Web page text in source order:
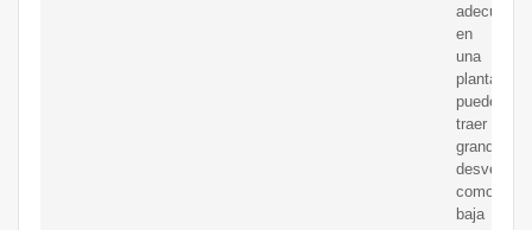
adecuado
en
una
planta
puede
traer
grandes
como
baja